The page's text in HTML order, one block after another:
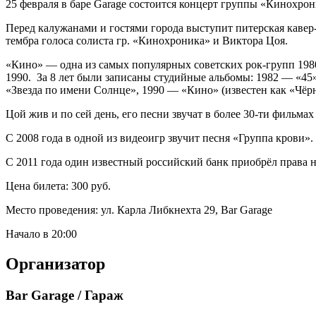
25 февраля в баре Garage состоится концерт группы
Перед калужанами и гостями города выступит питерская
тембра голоса солиста гр. «Кинохроника» и Виктора Цоя.
«Кино» — одна из самых популярных советских рок-групп
1990. За 8 лет были записаны студийные альбомы: 1982 —
«Звезда по имени Солнце», 1990 — «Кино» (известен как
Цой жив и по сей день, его песни звучат в более 30-ти
С 2008 года в одной из видеоигр звучит песня «Группа крови».
С 2011 года один известный российский банк приобрёл права
Цена билета: 300 руб.
Место проведения: ул. Карла Либкнехта 29, Bar Garage
Начало в 20:00
Организатор
Bar Garage / Гараж